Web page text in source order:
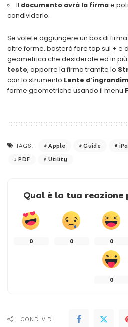
Il documento avrà la firmae
condividerlo.
Se volete aggiungere un box di
altre forme, basterà fare tap sul + e
geometrica che desiderate ed in
testo, apporre la firma tramite lo
con lo strumento Lente
forme geometriche usando il menu
TAGS: Apple Guide
PDF
Utility
Qual è la tua reazione
0 0 0
0
CONDIVIDI